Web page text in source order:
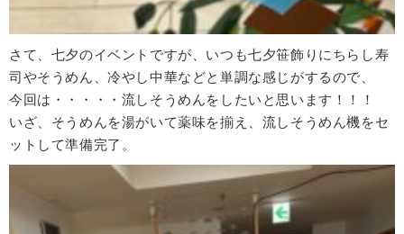
さて、七夕のイベントですが、いつも七夕笹飾りにちらし寿
司やそうめん、冷やし中華などと単調な感じがするので、
今回は・・・・・流しそうめんをしたいと思います！！！
いざ、そうめんを湯がいて薬味を揃え、流しそうめん機をセ
ットして準備完了。